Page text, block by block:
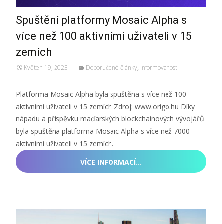
Spuštění platformy Mosaic Alpha s
více než 100 aktivními uživateli v 15
zemích
Květen 19, 2023 Doporučené články, Informovanost
Platforma Mosaic Alpha byla spuštěna s více než 100
aktivními uživateli v 15 zemích Zdroj: www.origo.hu Díky
nápadu a příspěvku maďarských blockchainových vývojářů
byla spuštěna platforma Mosaic Alpha s více než 7000
aktivními uživateli v 15 zemích.
VÍCE INFORMACÍ…